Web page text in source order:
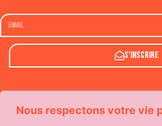
Nous respectons votre vie
S'inscrire